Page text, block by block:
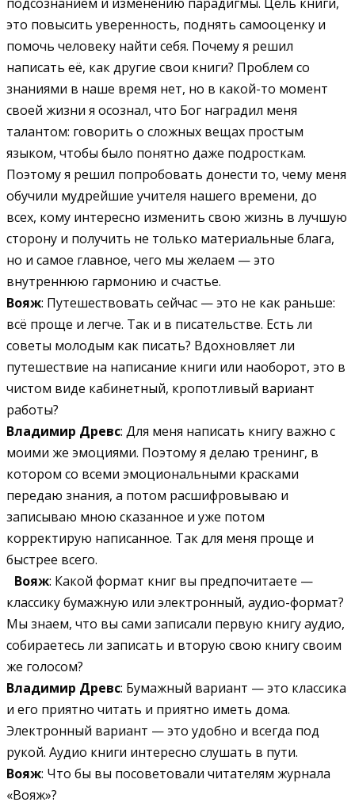
это повысить уверенность, поднять самооценку и
помочь человеку найти себя. Почему я решил
написать её, как другие свои книги? Проблем со
знаниями в наше время нет, но в какой-то момент
своей жизни я осознал, что Бог наградил меня
талантом: говорить о сложных вещах простым
языком, чтобы было понятно даже подросткам.
Поэтому я решил попробовать донести то, чему меня
обучили мудрейшие учителя нашего времени, до
всех, кому интересно изменить свою жизнь в лучшую
сторону и получить не только материальные блага,
но и самое главное, чего мы желаем — это
внутреннюю гармонию и счастье.
Вояж: Путешествовать сейчас — это не как раньше:
всё проще и легче. Так и в писательстве. Есть ли
советы молодым как писать? Вдохновляет ли
путешествие на написание книги или наоборот, это в
чистом виде кабинетный, кропотливый вариант
работы?
Владимир Древс: Для меня написать книгу важно с
моими же эмоциями. Поэтому я делаю тренинг, в
котором со всеми эмоциональными красками
передаю знания, а потом расшифровываю и
записываю мною сказанное и уже потом
корректирую написанное. Так для меня проще и
быстрее всего.
Вояж: Какой формат книг вы предпочитаете —
классику бумажную или электронный, аудио-формат?
Мы знаем, что вы сами записали первую книгу аудио,
собираетесь ли записать и вторую свою книгу своим
же голосом?
Владимир Древс: Бумажный вариант — это классика
и его приятно читать и приятно иметь дома.
Электронный вариант — это удобно и всегда под
рукой. Аудио книги интересно слушать в пути.
Вояж: Что бы вы посоветовали читателям журнала
«Вояж»?